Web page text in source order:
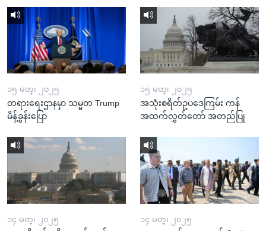
၁၅ မတ္၊ ၂၀၂၅
တရားရေးဌာနမှာ သမ္မတ Trump
မိန့်ခွန်းပြော
၁၅ မတ္၊ ၂၀၂၅
အသုံးစရိတ်ဥပဒေကြမ်း ကန်
အထက်လွှတ်တော် အတည်ပြု
၁၄ မတ္၊ ၂၀၂၅ ၁၄ မတ္၊ ၂၀၂၅